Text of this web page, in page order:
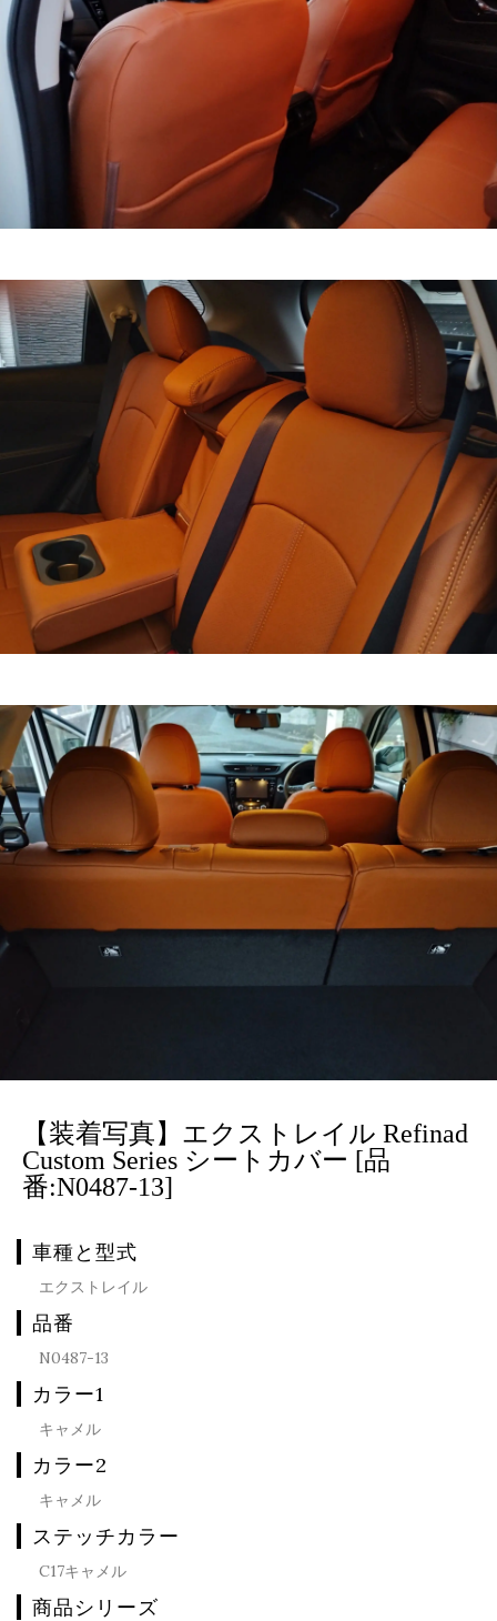
【装着写真】エクストレイル Refinad
Custom Series シートカバー [品
番:N0487-13]
車種と型式
エクストレイル
品番
N0487-13
カラー1
キャメル
カラー2
キャメル
ステッチカラー
C17キャメル
商品シリーズ